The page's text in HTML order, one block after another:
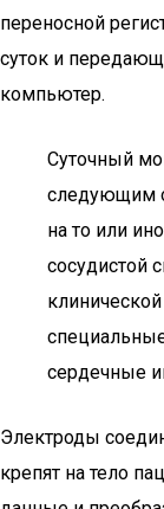
переносной
суток и
компьютер.
Суточный
следующим
на то или
сосудистой
сердечные
Электроды
крепят на тело